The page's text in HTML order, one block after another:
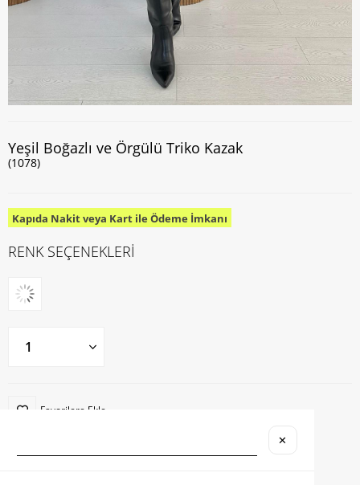
Yeşil Boğazlı ve Örgülü Triko Kazak
(1078)
Kapıda Nakit veya Kart ile Ödeme İmkanı
RENK SEÇENEKLERİ
Favorilere Ekle
✕